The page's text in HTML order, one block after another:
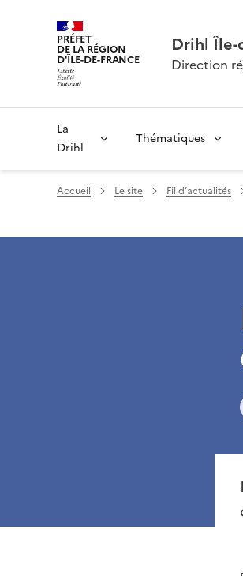
PRÉFET
DE LA RÉGION
D'ÎLE-DE-FRANCE
Drihl Île-
Direction
La
Drihl
Thématiques
Accueil Le site Fil d’actualités